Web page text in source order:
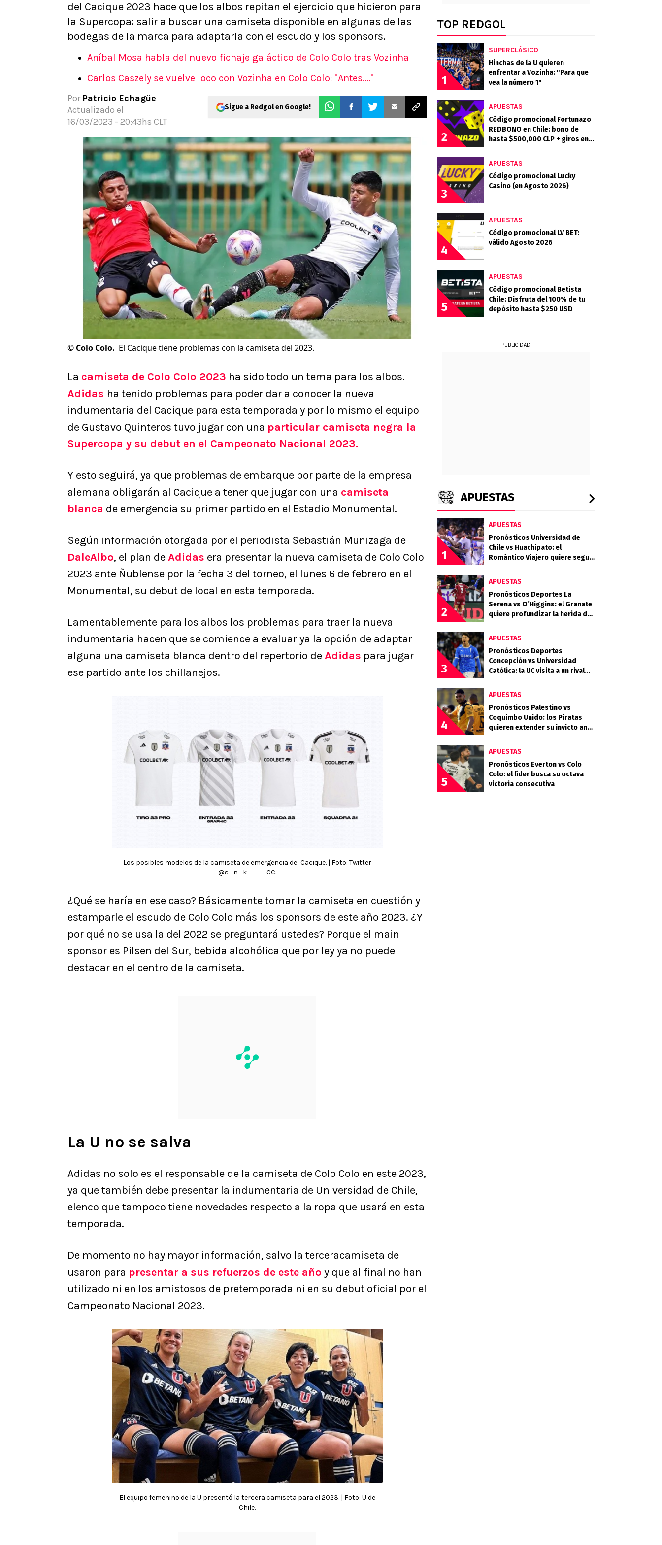
Apuesta del día
del Cacique 2023 hace que los albos repitan el ejercicio que hicieron para
la Supercopa: salir a buscar una camiseta disponible en algunas de las
bodegas de la marca para adaptarla con el escudo y los sponsors.
Aníbal Mosa habla del nuevo fichaje galáctico de Colo Colo tras Vozinha
Carlos Caszely se vuelve loco con Vozinha en Colo Colo: "Antes...."
Por Patricio Echagüe
Actualizado el
16/03/2023 - 20:43hs CLT
Sigue a Redgol en Google!
© Colo Colo. El Cacique tiene problemas con la camiseta del 2023.
La camiseta de Colo Colo 2023 ha sido todo un tema para los albos.
Adidas ha tenido problemas para poder dar a conocer la nueva
indumentaria del Cacique para esta temporada y por lo mismo el equipo
de Gustavo Quinteros tuvo jugar con una particular camiseta negra la
Supercopa y su debut en el Campeonato Nacional 2023.
Y esto seguirá, ya que problemas de embarque por parte de la empresa
alemana obligarán al Cacique a tener que jugar con una camiseta
blanca de emergencia su primer partido en el Estadio Monumental.
Según información otorgada por el periodista Sebastián Munizaga de
DaleAlbo, el plan deAdidas era presentar la nueva camiseta de Colo Colo
2023 ante Ñublense por la fecha 3 del torneo, el lunes 6 de febrero en el
Monumental, su debut de local en esta temporada.
Lamentablemente para los albos los problemas para traer la nueva
indumentaria hacen que se comience a evaluar ya la opción de adaptar
alguna una camiseta blanca dentro del repertorio deAdidas para jugar
ese partido ante los chillanejos.
Los posibles modelos de la camiseta de emergencia del Cacique. | Foto: Twitter
@s_n_k____CC.
¿Qué se haría en ese caso? Básicamente tomar la camiseta en cuestión y
estamparle el escudo de Colo Colo más los sponsors de este año 2023. ¿Y
por qué no se usa la del 2022 se preguntará ustedes? Porque el main
sponsor es Pilsen del Sur, bebida alcohólica que por ley ya no puede
destacar en el centro de la camiseta.
La U no se salva
Adidas no solo es el responsable de la camiseta de Colo Colo en este 2023,
ya que también debe presentar la indumentaria de Universidad de Chile,
elenco que tampoco tiene novedades respecto a la ropa que usará en esta
temporada.
De momento no hay mayor información, salvo la terceracamiseta de
usaron para presentar a sus refuerzos de este año y que al final no han
utilizado ni en los amistosos de pretemporada ni en su debut oficial por el
Campeonato Nacional 2023.
El equipo femenino de la U presentó la tercera camiseta para el 2023. | Foto: U de
Chile.
TOP REDGOL
1
SUPERCLÁSICO
Hinchas de la U quieren
enfrentar a Vozinha: "Para que
vea la número 1"
2
APUESTAS
Código promocional Fortunazo
REDBONO en Chile: bono de
hasta $500,000 CLP + giros en
3
APUESTAS
Código promocional Lucky
Casino (en Agosto 2026)
4
APUESTAS
Código promocional LV BET:
válido Agosto 2026
5
APUESTAS
Código promocional Betista
Chile: Disfruta del 100% de tu
depósito hasta $250 USD
PUBLICIDAD
APUESTAS
1
APUESTAS
Pronósticos Universidad de
Chile vs Huachipato: el
Romántico Viajero quiere seguir
2
APUESTAS
Pronósticos Deportes La
Serena vs O’Higgins: el Granate
quiere profundizar la herida del
3
APUESTAS
Pronósticos Deportes
Concepción vs Universidad
Católica: la UC visita a un rival
4
APUESTAS
Pronósticos Palestino vs
Coquimbo Unido: los Piratas
quieren extender su invicto ante
5
APUESTAS
Pronósticos Everton vs Colo
Colo: el líder busca su octava
victoria consecutiva